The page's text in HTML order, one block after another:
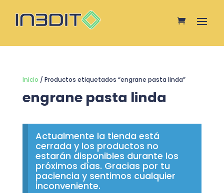
Inicio / Productos etiquetados “engrane pasta linda”
engrane pasta linda
Actualmente la tienda está
cerrada y los productos no
estarán disponibles durante los
próximos días. Gracias por tu
paciencia y sentimos cualquier
inconveniente.